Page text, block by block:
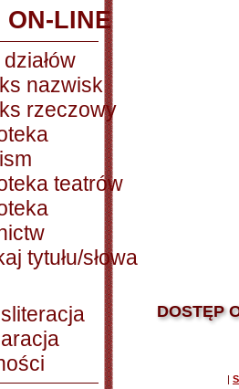
ON-LINE
nazwisk
rzeczowy
teatrów
tytułu/słowa
DOSTĘP
|